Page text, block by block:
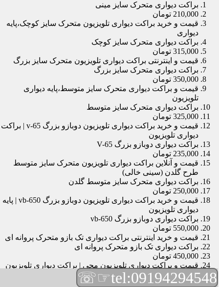
براکت دیواری متحرک سایز مینی
210,000 تومان
قیمت و خرید براکت دیواری تلویزیون متحرک سایز کوچک،پایه
دیواری
براکت دیواری متحرک سایز کوچک
315,000 تومان
قیمت و اینترنتی براکت دیواری تلویزیون متحرک سایز بزرگ
براکت دیواری متحرک سایز بزرگ
350,000 تومان
قیمت و براکت دیواری متحرک سایز متوسط،پایه دیواری
تلویزیون
براکت دیواری متحرک سایز متوسط
325,000 تومان
قیمت و خرید براکت دیواری تلویزیون دوبازو بزرگ v-65 | براکت
دیواری تلویزیون
براکت دیواری دوبازو بزرگ V-65
235,000 تومان
قیمت و آنلاین براکت دیواری تلویزیون متحرک سایز متوسط
طرح گلدن (سینی خالی)
براکت دیواری متحرک سایز متوسط گلدن
250,000 تومان
قیمت و خرید براکت دیواری تلویزیون دوبازو بزرگ vb-650 | پایه
دیواری تلویزیون
براکت دیواری دوبازو بزرگ vb-650
550,000 تومان
قیمت و خرید اینترنتی براکت دیواری تک بازو متحرک پروانه ای
براکت دیواری تک بازو متحرک پروانه ای
450,000 تومان
قیمت و براکت دیواری تلویزیون مچی | براکت دیواری تلویزیون
براکت دیواری مچی
165,000 تومان
tel:09194294548
☞☏